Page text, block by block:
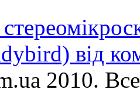
від
2010.